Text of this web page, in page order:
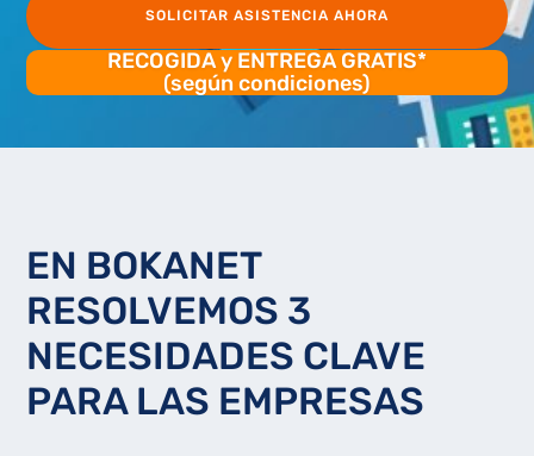
SOLICITAR ASISTENCIA AHORA
RECOGIDA y ENTREGA GRATIS*
(según condiciones)
EN BOKANET
RESOLVEMOS 3
NECESIDADES CLAVE
PARA LAS EMPRESAS